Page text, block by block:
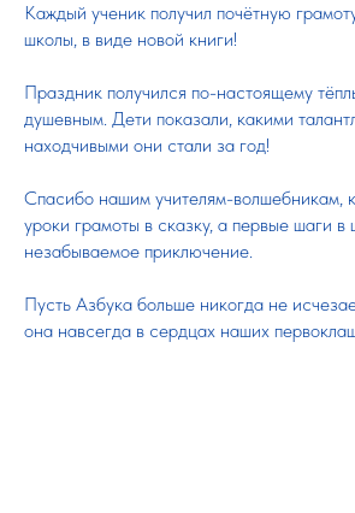
Каждый ученик получил почётную
школы, в виде новой книги!
Праздник получился по-настоящему
душевным. Дети показали, какими
находчивыми они стали за год!
Спасибо нашим учителям-волшебникам,
уроки грамоты в сказку, а первые шаги
незабываемое приключение.
Пусть Азбука больше никогда не
она навсегда в сердцах наших